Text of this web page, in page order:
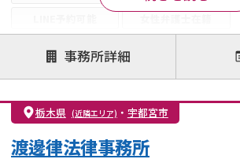
注力案件
離婚前相談
離婚調停
親権・面会交流権
DV
不貞・不倫慰謝料請求
国際離婚
財産分与
事務所詳細
栃木県 (近隣エリア) ・ 宇都宮市
渡邊律法律事務所